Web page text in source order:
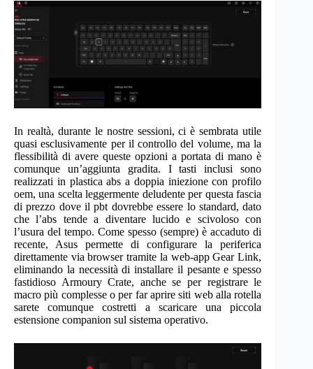
In realtà, durante le nostre sessioni, ci è sembrata utile
quasi esclusivamente per il controllo del volume, ma la
flessibilità di avere queste opzioni a portata di mano è
comunque un’aggiunta gradita. I tasti inclusi sono
realizzati in plastica abs a doppia iniezione con profilo
oem, una scelta leggermente deludente per questa fascia
di prezzo dove il pbt dovrebbe essere lo standard, dato
che l’abs tende a diventare lucido e scivoloso con
l’usura del tempo. Come spesso (sempre) è accaduto di
recente, Asus permette di configurare la periferica
direttamente via browser tramite la web-app Gear Link,
eliminando la necessità di installare il pesante e spesso
fastidioso Armoury Crate, anche se per registrare le
macro più complesse o per far aprire siti web alla rotella
sarete comunque costretti a scaricare una piccola
estensione companion sul sistema operativo.